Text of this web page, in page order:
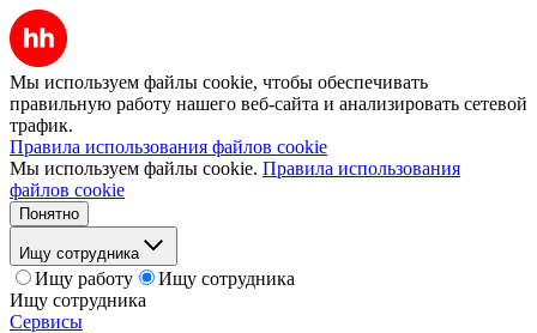
Мы используем файлы cookie, чтобы обеспечивать
правильную работу нашего веб-сайта и анализировать сетевой
трафик.
Правила использования файлов cookie
Мы используем файлы cookie. Правила использования
файлов cookie
Понятно
Ищу сотрудника
Ищу работу
Ищу сотрудника
Ищу сотрудника
Сервисы